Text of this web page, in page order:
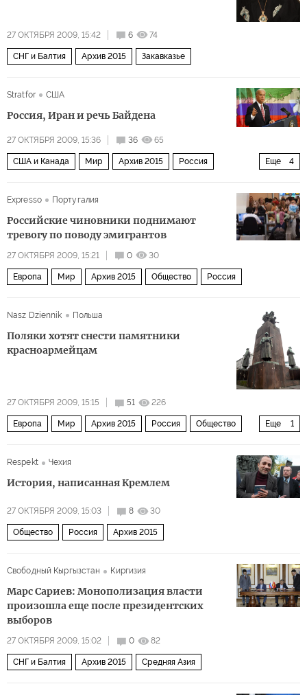
27 ОКТЯБРЯ 2009, 15:42 6 74
СНГ и Балтия Архив 2015 Закавказье
Stratfor США
Россия, Иран и речь Байдена
27 ОКТЯБРЯ 2009, 15:36 36 65
Еще 4
США и Канада Мир Архив 2015 Россия
Иран в самом центре ближневосточной игры
Expresso Португалия
Российские чиновники поднимают
тревогу по поводу эмигрантов
27 ОКТЯБРЯ 2009, 15:21 0 30
Европа Мир Архив 2015 Общество Россия
Nasz Dziennik Польша
Поляки хотят снести памятники
красноармейцам
27 ОКТЯБРЯ 2009, 15:15 51 226
Еще 1
Европа Мир Архив 2015 Россия Общество
Respekt
Чехия
История, написанная Кремлем
27 ОКТЯБРЯ 2009, 15:03 8 30
Общество Россия Архив 2015
Свободный Кыргызстан Киргизия
Марс Сариев: Монополизация власти
произошла еще после президентских
выборов
27 ОКТЯБРЯ 2009, 15:02 0 82
СНГ и Балтия Архив 2015 Средняя Азия